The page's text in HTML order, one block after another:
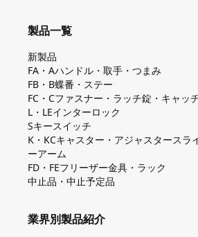
製品一覧
新製品
FA・Aハンドル・取手・つまみ
FB・B蝶番・ステー
FC・Cファスナー・ラッチ錠・キャッ
L・LEインターロック
Sキースイッチ
K・KCキャスター・アジャスタースラ
ーアーム
FD・FEフリーザー金具・ラック
中止品・中止予定品
業界別製品紹介